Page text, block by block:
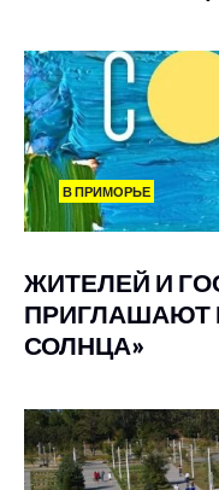
В ПРИМОРЬЕ
ЖИТЕЛЕЙ И
ПРИГЛАШАЮТ
СОЛНЦА»